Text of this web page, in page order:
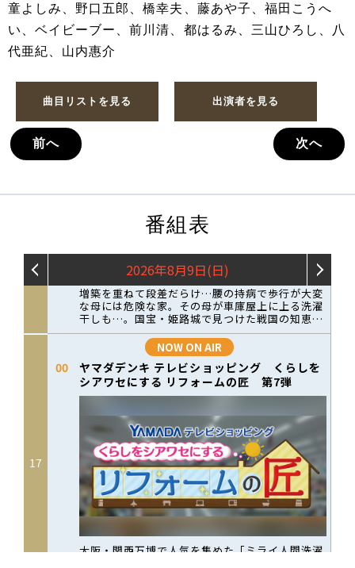
童よしみ、野口五郎、橋幸夫、藤あや子、福田こうへ
い、ベイビーブー、前川清、都はるみ、三山ひろし、八
代亜紀、山内惠介
曲目リストを見る 出演者を見る
前へ 次へ
番組表